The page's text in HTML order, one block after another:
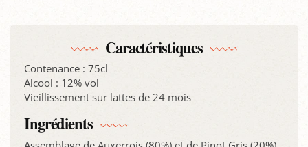
Caractéristiques
Contenance : 75cl
Alcool : 12% vol
Vieillissement sur lattes de 24 mois
Ingrédients